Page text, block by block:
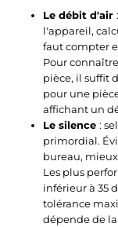
Le débit d'air
l'appareil,
faut compter
Pour
pièce, il suffit
pour une
affichant un
Le silence :
primordial.
bureau,
Les plus
inférieur à 35
tolérance
dépende de